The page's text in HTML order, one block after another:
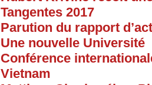
Tangentes 2017
Parution du rapport
Une nouvelle Université
Conférence
Vietnam